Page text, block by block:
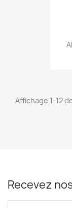
Affichage 1-12
Recevez